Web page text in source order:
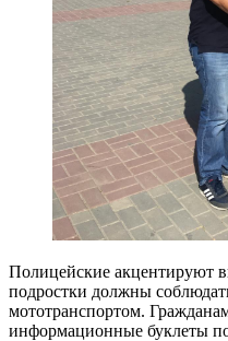
Полицейские акцентируют
подростки должны
мототранспортом.
информационные буклеты